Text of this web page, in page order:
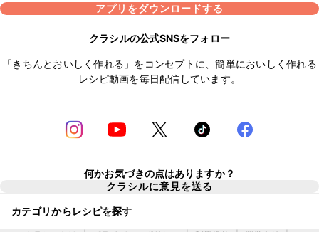
アプリをダウンロードする
クラシルの公式SNSをフォロー
「きちんとおいしく作れる」をコンセプトに、簡単においしく作れる
レシピ動画を毎日配信しています。
何かお気づきの点はありますか？
クラシルに意見を送る
カテゴリからレシピを探す